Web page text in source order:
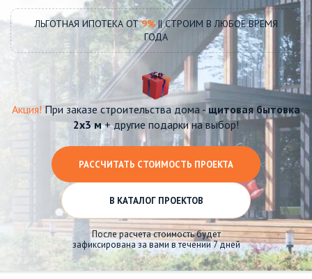
ЛЬГОТНАЯ ИПОТЕКА ОТ9%|| СТРОИМ В ЛЮБОЕ ВРЕМЯ
ГОДА
Акция! При заказе строительства дома -щитовая бытовка
2х3 м+ другие подарки на выбор!
РАССЧИТАТЬ СТОИМОСТЬ ПРОЕКТА
В КАТАЛОГ ПРОЕКТОВ
После расчета стоимость будет
зафиксирована за вами в течении 7 дней